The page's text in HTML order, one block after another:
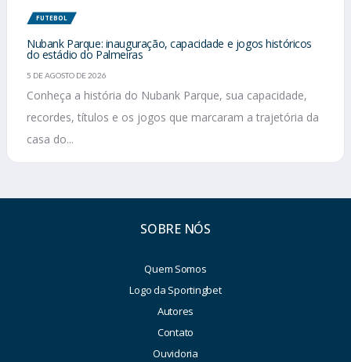
FUTEBOL
Nubank Parque: inauguração, capacidade e jogos históricos
do estádio do Palmeiras
5 DE AGOSTO DE 2026
Conheça a história do Nubank Parque, sua capacidade,
recordes, títulos e os jogos que marcaram a trajetória da
casa do...
SOBRE NÓS
Quem Somos
Logo da Sportingbet
Autores
Contato
Ouvidoria